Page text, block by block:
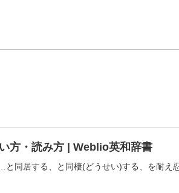
方・読み方 | Weblio英和辞書
と同居する、と同棲(どうせい)する、を耐え